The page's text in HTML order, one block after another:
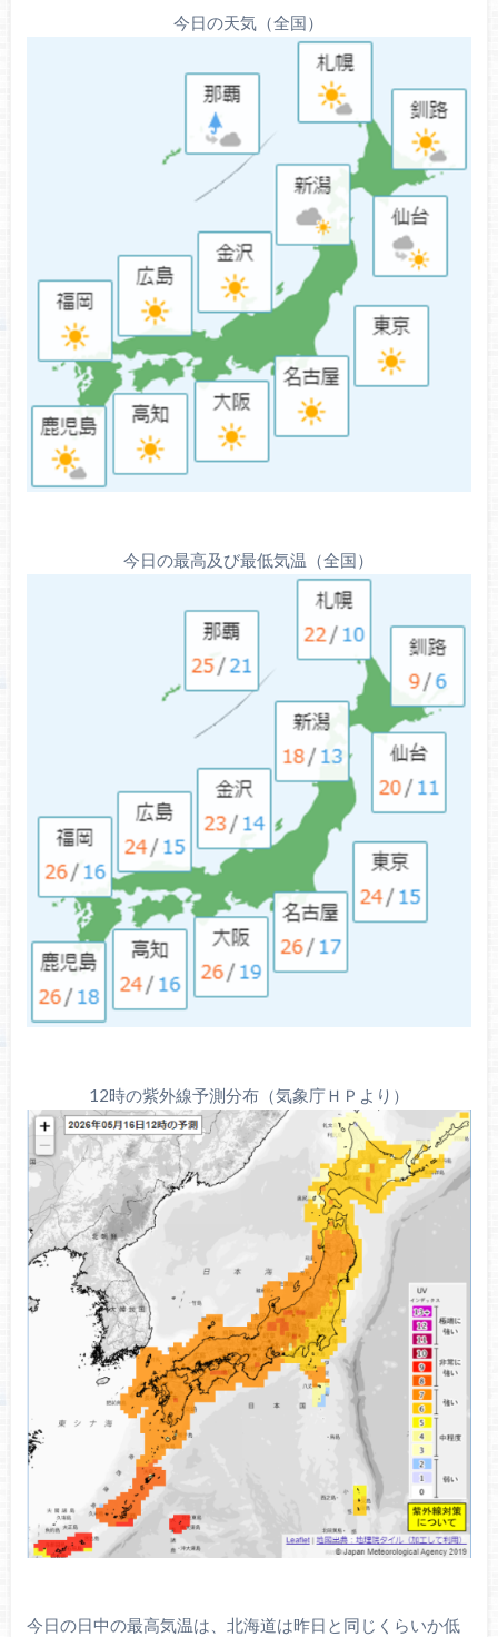
今日の天気（全国）
今日の最高及び最低気温（全国）
12時の紫外線予測分布（気象庁ＨＰより）
今日の日中の最高気温は、北海道は昨日と同じくらいか低